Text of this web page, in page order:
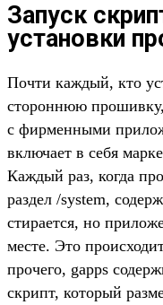
Запуск
установки
Почти каждый, кто
стороннюю прошивку,
с фирменными
включает в себя
Каждый раз, когда
раздел /system,
стирается, но
месте. Это
прочего, gapps
скрипт, который